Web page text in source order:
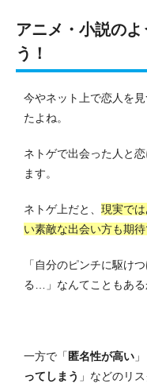
アニメ・小説の
う！
今やネット上で恋人を
たよね。
ネトゲで出会った人と
ます。
ネトゲ上だと、 現実で
い素敵な出会い方も期
「自分のピンチに駆け
る…」なんてこともある
一方で「 匿名性が高い
ってしまう 」などのリ